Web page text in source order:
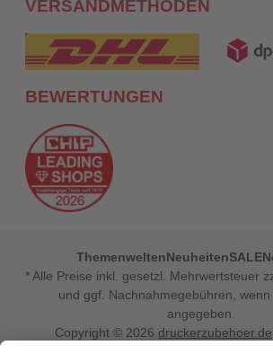
VERSANDMETHODEN
BEWERTUNGEN
ThemenweltenNeuheitenSALE
* Alle Preise inkl. gesetzl. Mehrwertsteuer
und ggf. Nachnahmegebühren,
angegeben.
Copyright © 2026 druckerzubehoer.de